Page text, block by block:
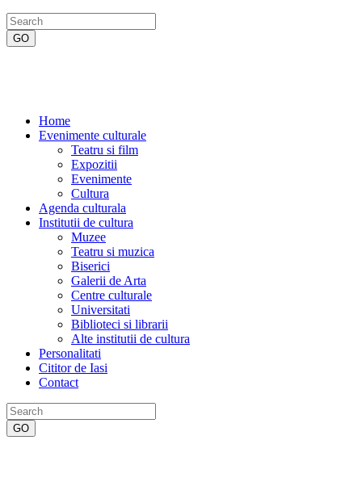
Home
Evenimente culturale
Teatru si film
Expozitii
Evenimente
Cultura
Agenda culturala
Institutii de cultura
Muzee
Teatru si muzica
Biserici
Galerii de Arta
Centre culturale
Universitati
Biblioteci si librarii
Alte institutii de cultura
Personalitati
Cititor de Iasi
Contact